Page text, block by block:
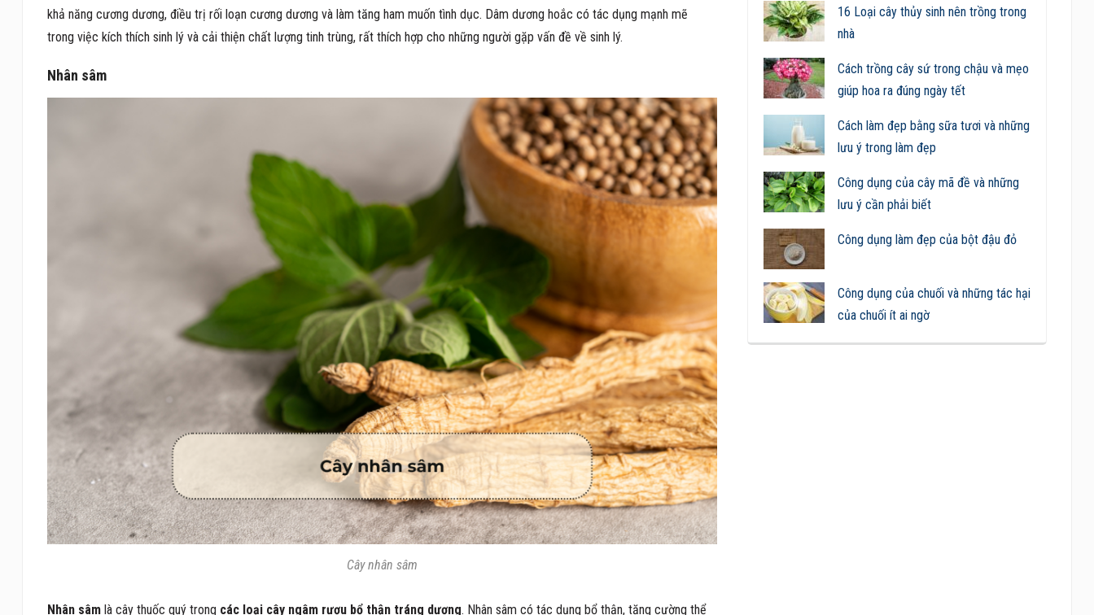
khả năng cương dương, điều trị rối loạn cương dương và làm tăng ham muốn tình dục. Dâm dương hoắc có tác dụng mạnh mẽ
trong việc kích thích sinh lý và cải thiện chất lượng tinh trùng, rất thích hợp cho những người gặp vấn đề về sinh lý.
Nhân sâm
Cây nhân sâm
Nhân sâmlà cây thuốc quý trong các loại cây ngâm rượu bổ thận tráng dương. Nhân sâm có tác dụng bổ thận, tăng cường thể
16 Loại cây thủy sinh nên trồng trong
nhà
Cách trồng cây sứ trong chậu và mẹo
giúp hoa ra đúng ngày tết
Cách làm đẹp bằng sữa tươi và những
lưu ý trong làm đẹp
Công dụng của cây mã đề và những
lưu ý cần phải biết
Công dụng làm đẹp của bột đậu đỏ
Công dụng của chuối và những tác hại
của chuối ít ai ngờ